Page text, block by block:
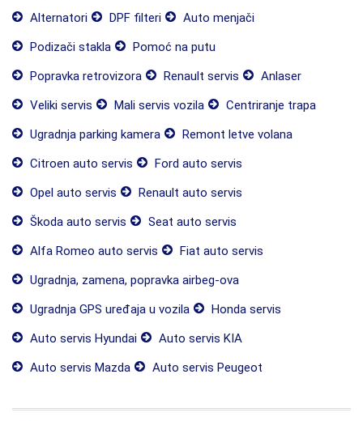
Alternatori DPF filteri
Auto menjači
Podizači stakla
Pomoć na putu
Popravka retrovizora
Renault servis
Anlaser
Veliki servis
Mali servis vozila
Centriranje trapa
Ugradnja parking kamera
Remont letve volana
Citroen auto servis
Ford auto servis
Opel auto servis
Renault auto servis
Škoda auto servis
Seat auto servis
Alfa Romeo auto servis
Fiat auto servis
Ugradnja, zamena, popravka airbeg-ova
Ugradnja GPS uređaja u vozila
Honda servis
Auto servis Hyundai
Auto servis KIA
Auto servis Mazda
Auto servis Peugeot